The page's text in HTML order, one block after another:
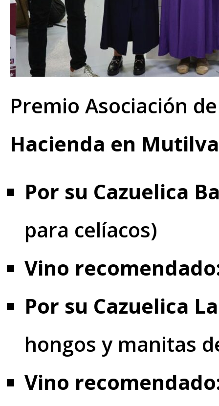
Premio Asociación
Hacienda en
Por su Cazuelica
para celíacos)
Vino
Por su Cazuelica
hongos y manitas
Vino